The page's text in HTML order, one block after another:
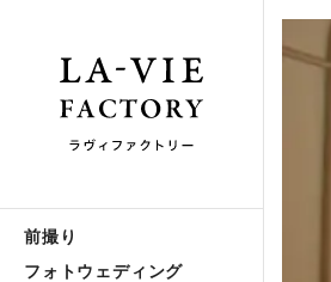
前撮り
フォトウェディング